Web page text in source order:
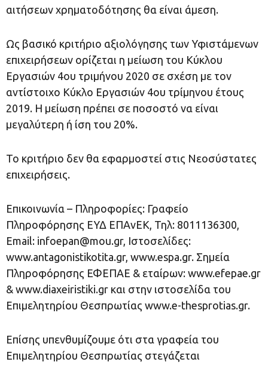
αιτήσεων χρηματοδότησης θα είναι άμεση.
Ως βασικό κριτήριο αξιολόγησης των Υφιστάμενων
επιχειρήσεων ορίζεται η μείωση του Κύκλου
Εργασιών 4ου τριμήνου 2020 σε σχέση με τον
αντίστοιχο Κύκλο Εργασιών 4ου τρίμηνου έτους
2019. Η μείωση πρέπει σε ποσοστό να είναι
μεγαλύτερη ή ίση του 20%.
Το κριτήριο δεν θα εφαρμοστεί στις Νεοσύστατες
επιχειρήσεις.
Επικοινωνία – Πληροφορίες: Γραφείο
Πληροφόρησης ΕΥΔ ΕΠΑνΕΚ, Τηλ: 8011136300,
Εmail: infoepan@mou.gr, Ιστοσελίδες:
www.antagonistikotita.gr, www.espa.gr. Σημεία
Πληροφόρησης ΕΦΕΠΑΕ & εταίρων: www.efepae.gr
& www.diaxeiristiki.gr και στην ιστοσελίδα του
Επιμελητηρίου Θεσπρωτίας www.e-thesprotias.gr.
Επίσης υπενθυμίζουμε ότι στα γραφεία του
Επιμελητηρίου Θεσπρωτίας στεγάζεται